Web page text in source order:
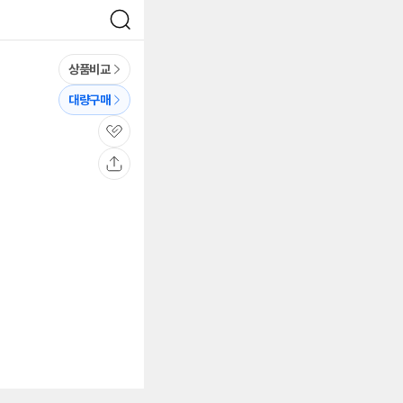
검
색
상품비교
대량구매
관
심